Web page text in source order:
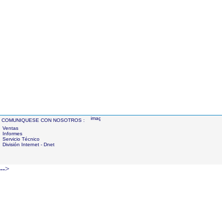
COMUNIQUESE CON NOSOTROS :
Ventas
Informes
Servicio Técnico
División Internet - Dnet
-->